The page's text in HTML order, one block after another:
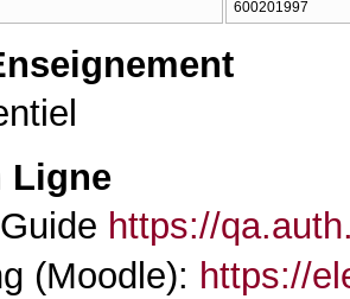
600201997
Ligne
https://
(Moodle): https://